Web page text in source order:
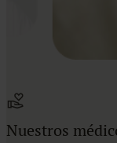
Nuestros